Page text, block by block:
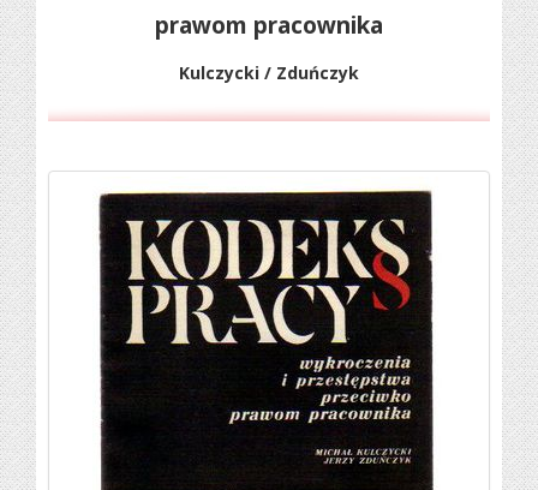
prawom pracownika
Kulczycki / Zduńczyk